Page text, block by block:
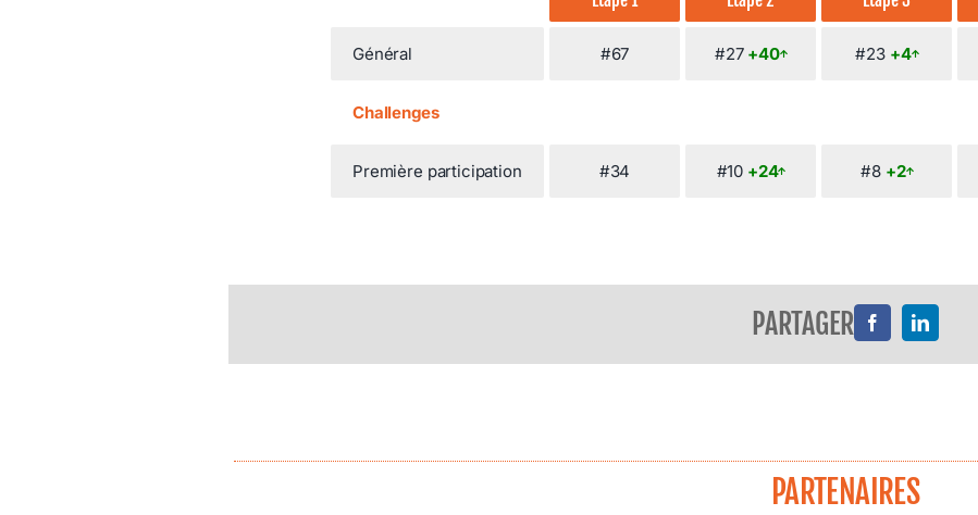
Général #67 #27 +40 #23 +4
Challenges
Première participation #34 #10 +24 #8 +2
PARTAGER FacebookLinkedIn
PARTENAIRES